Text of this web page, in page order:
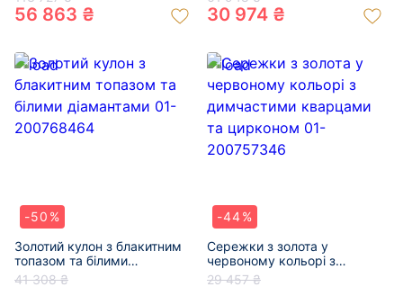
200819840
56 863 ₴
діамантами 01-200814206
30 974 ₴
-50%
Золотий кулон з блакитним
топазом та білими
діамантами 01-200768464
41 308 ₴
-44%
Сережки з золота у
червоному кольорі з
димчастими кварцами та
29 457 ₴